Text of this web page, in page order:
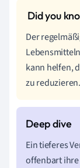
Der
kann helfen,
zu reduzieren.
Ein tieferes
offenbart ihre